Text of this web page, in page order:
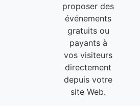
proposer des
événements
gratuits ou
payants à
vos visiteurs
directement
depuis votre
site Web.